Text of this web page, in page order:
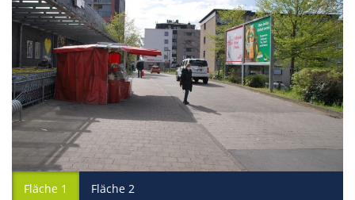
Fläche 1 Fläche 2